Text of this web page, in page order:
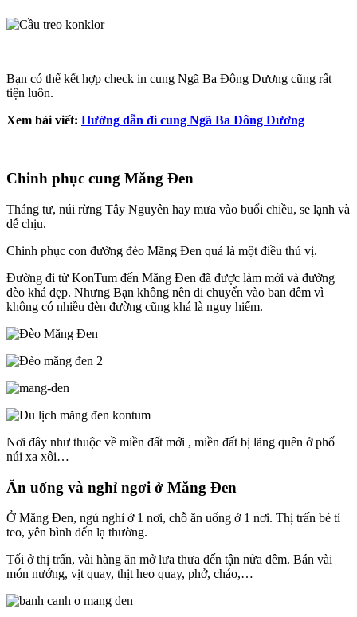
Bạn có thể kết hợp check in cung Ngã Ba Đông Dương cũng rất
tiện luôn.
Xem bài viết: Hướng dẫn đi cung Ngã Ba Đông Dương
Chinh phục cung Măng Đen
Tháng tư, núi rừng Tây Nguyên hay mưa vào buổi chiều, se lạnh và
dễ chịu.
Chinh phục con đường đèo Măng Đen quả là một điều thú vị.
Đường đi từ KonTum đến Măng Đen đã được làm mới và đường
đèo khá đẹp. Nhưng Bạn không nên di chuyển vào ban đêm vì
không có nhiều đèn đường cũng khá là nguy hiểm.
Nơi đây như thuộc về miền đất mới , miền đất bị lãng quên ở phố
núi xa xôi…
Ăn uống và nghỉ ngơi ở Măng Đen
Ở Măng Đen, ngủ nghỉ ở 1 nơi, chỗ ăn uống ở 1 nơi. Thị trấn bé tí
teo, yên bình đến lạ thường.
Tối ở thị trấn, vài hàng ăn mở lưa thưa đến tận nửa đêm. Bán vài
món nướng, vịt quay, thịt heo quay, phở, cháo,…